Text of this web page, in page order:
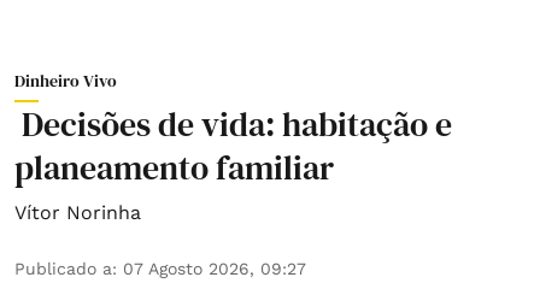
Dinheiro Vivo
Decisões de vida: habitação e
planeamento familiar
Vítor Norinha
Publicado a: 07 Agosto 2026, 09:27